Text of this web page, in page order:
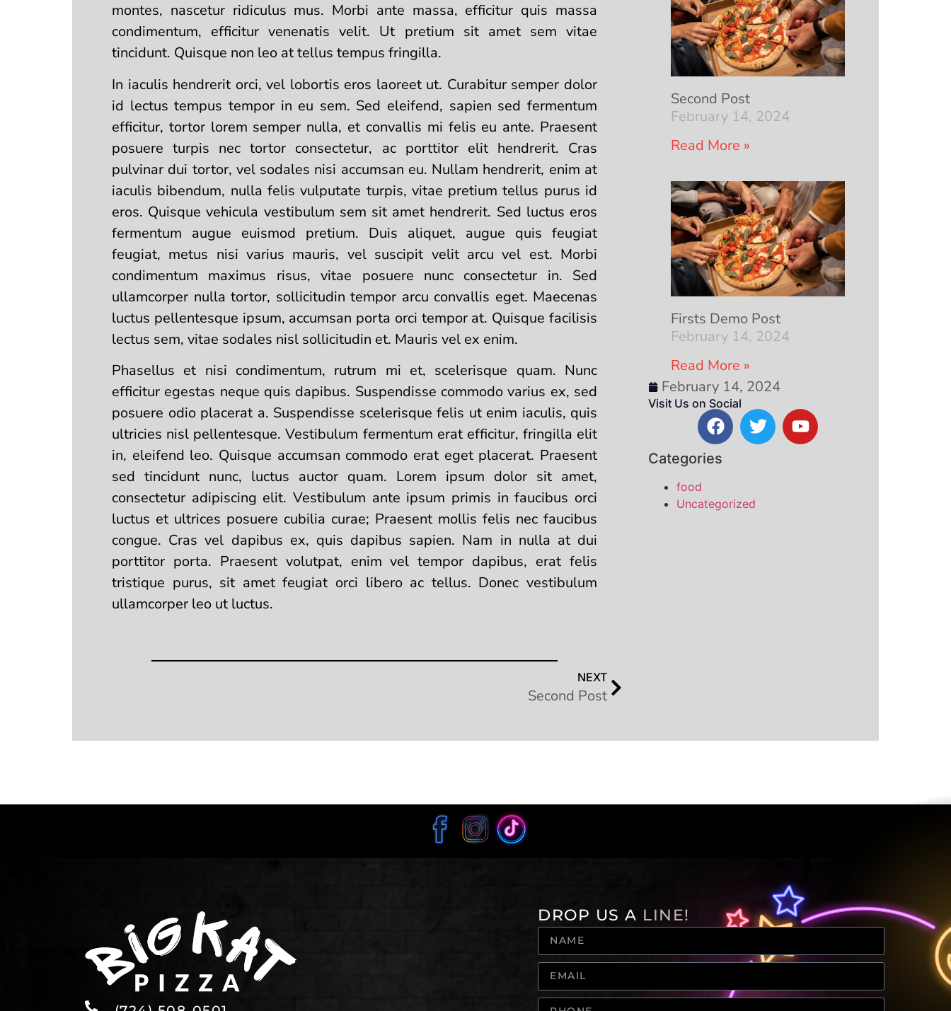
montes, nascetur ridiculus mus. Morbi ante massa, efficitur quis massa
condimentum, efficitur venenatis velit. Ut pretium sit amet sem vitae
tincidunt. Quisque non leo at tellus tempus fringilla.
In iaculis hendrerit orci, vel lobortis eros laoreet ut. Curabitur semper dolor
id lectus tempus tempor in eu sem. Sed eleifend, sapien sed fermentum
efficitur, tortor lorem semper nulla, et convallis mi felis eu ante. Praesent
posuere turpis nec tortor consectetur, ac porttitor elit hendrerit. Cras
pulvinar dui tortor, vel sodales nisi accumsan eu. Nullam hendrerit, enim at
iaculis bibendum, nulla felis vulputate turpis, vitae pretium tellus purus id
eros. Quisque vehicula vestibulum sem sit amet hendrerit. Sed luctus eros
fermentum augue euismod pretium. Duis aliquet, augue quis feugiat
feugiat, metus nisi varius mauris, vel suscipit velit arcu vel est. Morbi
condimentum maximus risus, vitae posuere nunc consectetur in. Sed
ullamcorper nulla tortor, sollicitudin tempor arcu convallis eget. Maecenas
luctus pellentesque ipsum, accumsan porta orci tempor at. Quisque facilisis
lectus sem, vitae sodales nisl sollicitudin et. Mauris vel ex enim.
Phasellus et nisi condimentum, rutrum mi et, scelerisque quam. Nunc
efficitur egestas neque quis dapibus. Suspendisse commodo varius ex, sed
posuere odio placerat a. Suspendisse scelerisque felis ut enim iaculis, quis
ultricies nisl pellentesque. Vestibulum fermentum erat efficitur, fringilla elit
in, eleifend leo. Quisque accumsan commodo erat eget placerat. Praesent
sed tincidunt nunc, luctus auctor quam. Lorem ipsum dolor sit amet,
consectetur adipiscing elit. Vestibulum ante ipsum primis in faucibus orci
luctus et ultrices posuere cubilia curae; Praesent mollis felis nec faucibus
congue. Cras vel dapibus ex, quis dapibus sapien. Nam in nulla at dui
porttitor porta. Praesent volutpat, enim vel tempor dapibus, erat felis
tristique purus, sit amet feugiat orci libero ac tellus. Donec vestibulum
ullamcorper leo ut luctus.
NEXT
Second Post
Second Post
February 14, 2024
Read More »
Firsts Demo Post
February 14, 2024
Read More »
February 14, 2024
Visit Us on Social
Categories
food
Uncategorized
DROP US A LINE!